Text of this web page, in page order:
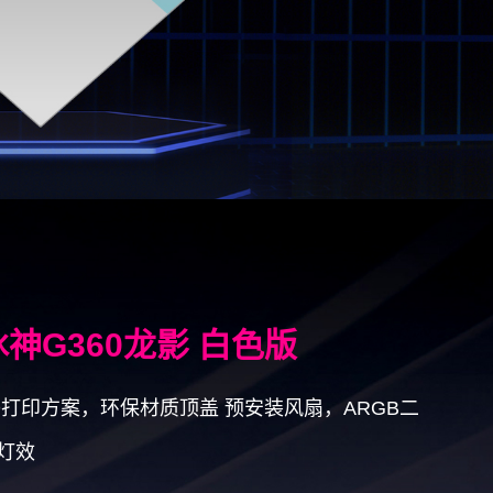
神G360龙影 白色版
印方案，环保材质顶盖 预安装风扇，ARGB二
效